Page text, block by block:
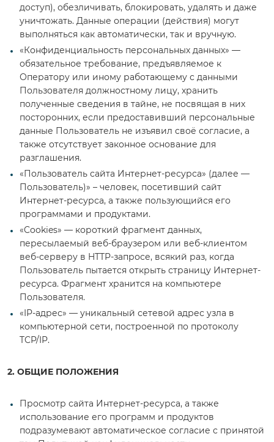
доступ), обезличивать, блокировать, удалять и даже
уничтожать. Данные операции (действия) могут
выполняться как автоматически, так и вручную.
«Конфиденциальность персональных данных» —
обязательное требование, предъявляемое к
Оператору или иному работающему с данными
Пользователя должностному лицу, хранить
полученные сведения в тайне, не посвящая в них
посторонних, если предоставивший персональные
данные Пользователь не изъявил своё согласие, а
также отсутствует законное основание для
разглашения.
«Пользователь сайта Интернет-ресурса» (далее —
Пользователь)» – человек, посетивший сайт
Интернет-ресурса, а также пользующийся его
программами и продуктами.
«Cookies» — короткий фрагмент данных,
пересылаемый веб-браузером или веб-клиентом
веб-серверу в HTTP-запросе, всякий раз, когда
Пользователь пытается открыть страницу Интернет-
ресурса. Фрагмент хранится на компьютере
Пользователя.
«IP-адрес» — уникальный сетевой адрес узла в
компьютерной сети, построенной по протоколу
TCP/IP.
2. ОБЩИЕ ПОЛОЖЕНИЯ
Просмотр сайта Интернет-ресурса, а также
использование его программ и продуктов
подразумевают автоматическое согласие с принятой